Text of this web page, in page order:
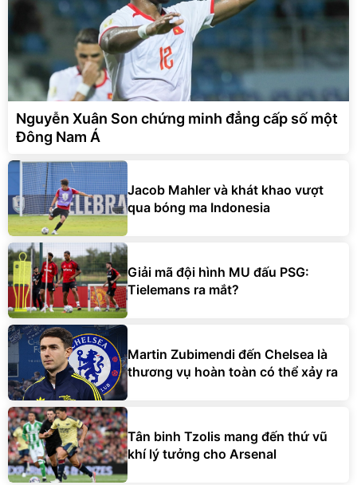
Nguyễn Xuân Son chứng minh đẳng cấp số một
Đông Nam Á
Jacob Mahler và khát khao vượt
qua bóng ma Indonesia
Giải mã đội hình MU đấu PSG:
Tielemans ra mắt?
Martin Zubimendi đến Chelsea là
thương vụ hoàn toàn có thể xảy ra
Tân binh Tzolis mang đến thứ vũ
khí lý tưởng cho Arsenal